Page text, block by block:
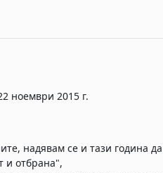
ноември 2015 г.
надявам се и тази година
и отбрана",